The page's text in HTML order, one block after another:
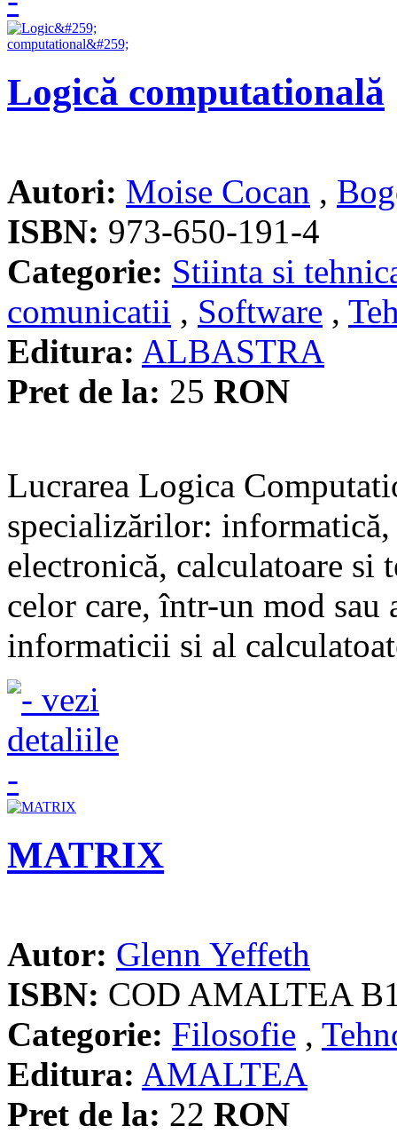
Logică computatională
Autori: Moise Cocan ,
ISBN: 973-650-191-4
Categorie: Stiinta si
comunicatii , Software ,
Editura: ALBASTRA
Pret de la: 25 RON
Lucrarea Logica
specializărilor:
electronică, calculatoare
celor care, într-un mod
informaticii si al
MATRIX
Autor: Glenn Yeffeth
ISBN: COD AMALTEA
Categorie: Filosofie ,
Editura: AMALTEA
Pret de la: 22 RON